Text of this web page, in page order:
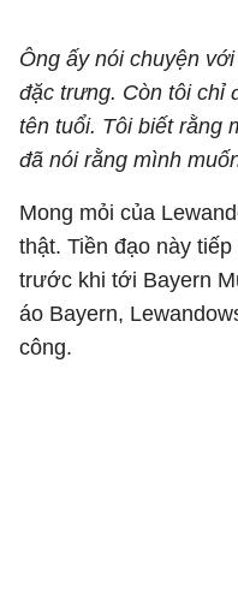
Ông ấy nói chuyện
đặc trưng. Còn tôi chỉ
tên tuổi. Tôi biết rằng
đã nói rằng mình
Mong mỏi của
thật. Tiền đạo này
trước khi tới Bayern
áo Bayern,
công.